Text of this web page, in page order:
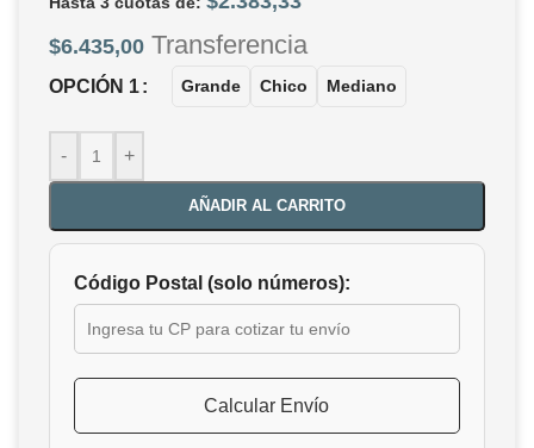
$6.435,00 Transferencia
OPCIÓN 1 Grande Chico Mediano
- +
AÑADIR AL CARRITO
Código Postal (solo números):
Calcular Envío